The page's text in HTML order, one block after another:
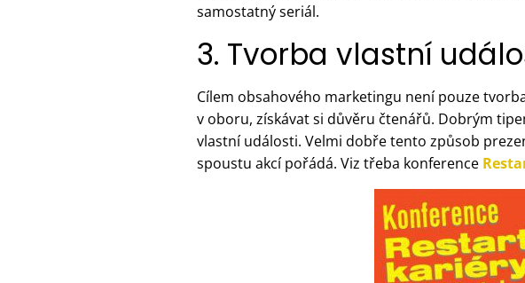
samostatný seriál.
3. Tvorba vlastní
Cílem obsahového marketingu není pouze
v oboru, získávat si důvěru čtenářů. Dobrým
vlastní události. Velmi dobře tento způsob
spoustu akcí pořádá. Viz třeba konference